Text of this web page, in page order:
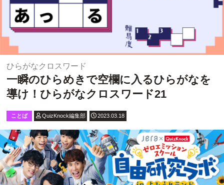
ひらがなクロスワード
一瞬のひらめきで空欄に入るひらがなを
導け！ひらがなクロスワード21
ことば QuizKnock編集部 2023.03.18